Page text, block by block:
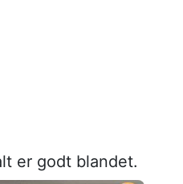
er godt blandet.